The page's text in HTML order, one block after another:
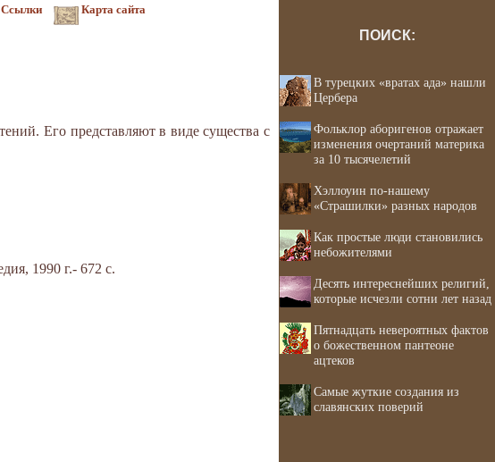
Ссылки Карта сайта
Его представляют в виде существа с
1990 г.- 672 с.
ПОИСК:
В турецких «вратах ада» нашли
Цербера
Фольклор аборигенов отражает
изменения очертаний материка
за 10 тысячелетий
Хэллоуин по-нашему
«Страшилки» разных народов
Как простые люди становились
небожителями
Десять интереснейших религий,
которые исчезли сотни лет назад
Пятнадцать невероятных фактов
о божественном пантеоне
ацтеков
Самые жуткие создания из
славянских поверий